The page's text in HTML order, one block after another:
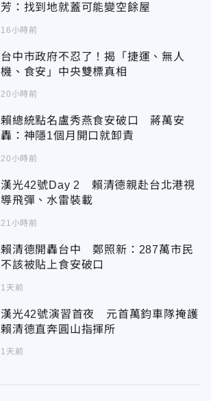
芳：找到地就蓋可能變空餘屋
16小時前
台中市政府不忍了！揭「捷運、無人
機、食安」中央雙標真相
20小時前
賴總統點名盧秀燕食安破口 蔣萬安
轟：神隱1個月開口就卸責
20小時前
漢光42號Day 2 賴清德親赴台北港視
導飛彈、水雷裝載
21小時前
賴清德開轟台中 鄭照新：287萬市民
不該被貼上食安破口
1天前
漢光42號演習首夜 元首萬鈞車隊掩護
賴清德直奔圓山指揮所
1天前